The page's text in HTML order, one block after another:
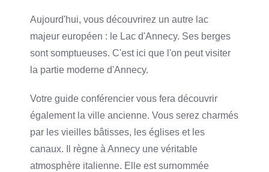
Aujourd'hui, vous découvrirez un autre lac
majeur européen : le Lac d'Annecy. Ses berges
sont somptueuses. C'est ici que l'on peut visiter
la partie moderne d'Annecy.
Votre guide conférencier vous fera découvrir
également la ville ancienne. Vous serez charmés
par les vieilles bâtisses, les églises et les
canaux. Il règne à Annecy une véritable
atmosphère italienne. Elle est surnommée